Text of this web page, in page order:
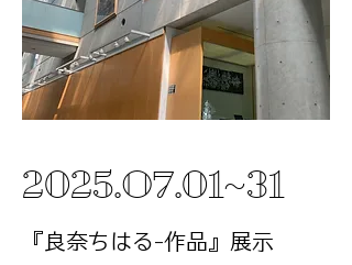
2025.O7.01~31
『良奈ちはる-作品』展示